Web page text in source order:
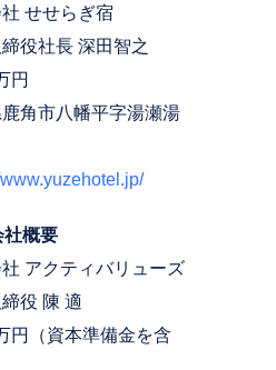
せせらぎ宿
役社長 深田智之
円
角市八幡平字湯瀬湯
概要
アクティバリューズ
役 陳 適
（資本準備金を含